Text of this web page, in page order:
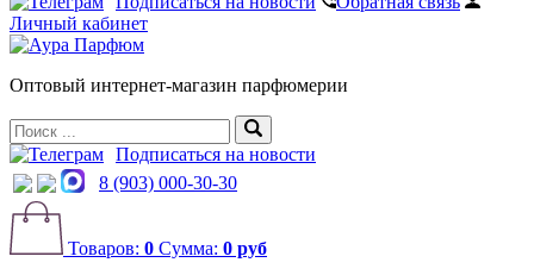
Личный кабинет
Оптовый интернет-магазин парфюмерии
Подписаться на новости
8 (903) 000-30-30
Товаров: 0 Сумма: 0 руб